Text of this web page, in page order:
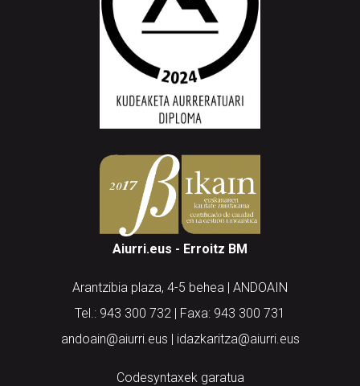
Aiurri.eus - Erroitz BM
Arantzibia plaza, 4-5 behea | ANDOAIN
Tel.: 943 300 732 | Faxa: 943 300 731
andoain@aiurri.eus | idazkaritza@aiurri.eus
Codesyntaxek garatua